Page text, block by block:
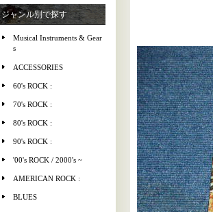
ジャンル別で探す
Musical Instruments & Gear
s
ACCESSORIES
60's ROCK :
70's ROCK :
80's ROCK :
90's ROCK :
'00's ROCK / 2000's ~
AMERICAN ROCK :
BLUES